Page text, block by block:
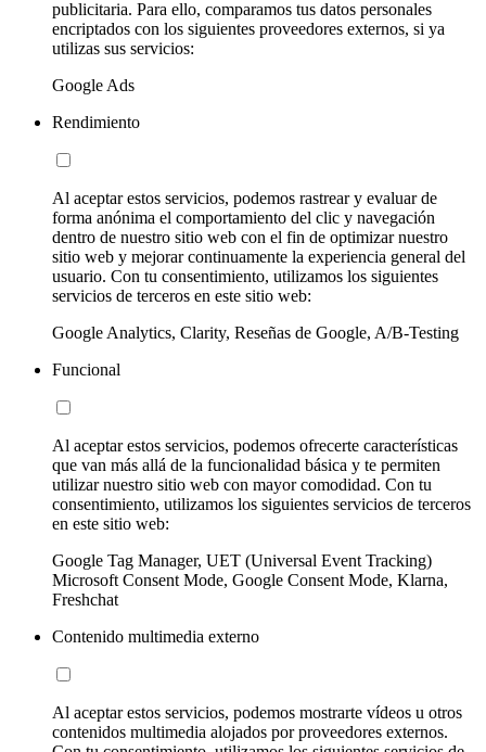
publicitaria. Para ello, comparamos tus datos personales
encriptados con los siguientes proveedores externos, si ya
utilizas sus servicios:
Google Ads
Rendimiento
Al aceptar estos servicios, podemos rastrear y evaluar de
forma anónima el comportamiento del clic y navegación
dentro de nuestro sitio web con el fin de optimizar nuestro
sitio web y mejorar continuamente la experiencia general del
usuario. Con tu consentimiento, utilizamos los siguientes
servicios de terceros en este sitio web:
Google Analytics, Clarity, Reseñas de Google, A/B-Testing
Funcional
Al aceptar estos servicios, podemos ofrecerte características
que van más allá de la funcionalidad básica y te permiten
utilizar nuestro sitio web con mayor comodidad. Con tu
consentimiento, utilizamos los siguientes servicios de terceros
en este sitio web:
Google Tag Manager, UET (Universal Event Tracking)
Microsoft Consent Mode, Google Consent Mode, Klarna,
Freshchat
Contenido multimedia externo
Al aceptar estos servicios, podemos mostrarte vídeos u otros
contenidos multimedia alojados por proveedores externos.